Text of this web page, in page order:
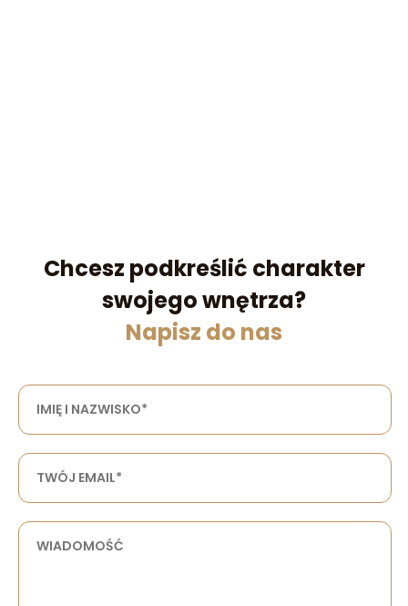
Chcesz podkreślić charakter
swojego wnętrza?
Napisz do nas